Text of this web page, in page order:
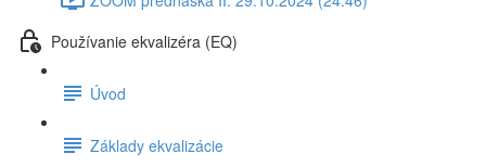
Používanie ekvalizéra (EQ)
Úvod
Základy ekvalizácie